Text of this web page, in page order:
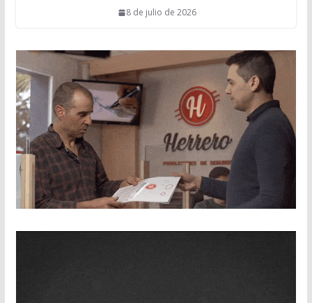
8 de julio de 2026